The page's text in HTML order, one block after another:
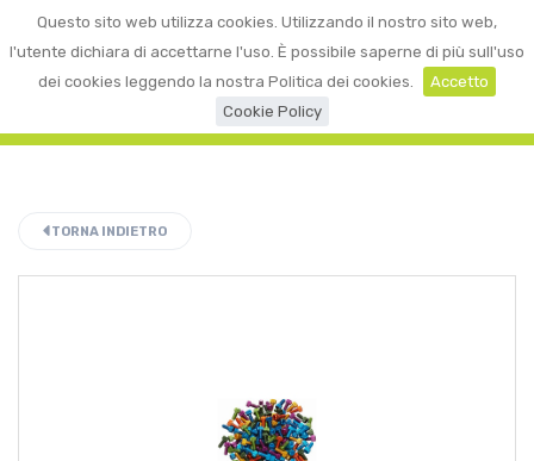
Questo sito web utilizza cookies. Utilizzando il nostro sito web,
l'utente dichiara di accettarne l'uso. È possibile saperne di più sull'uso
dei cookies leggendo la nostra Politica dei cookies.
Accetto
Cookie Policy
☰ 0
TORNA INDIETRO